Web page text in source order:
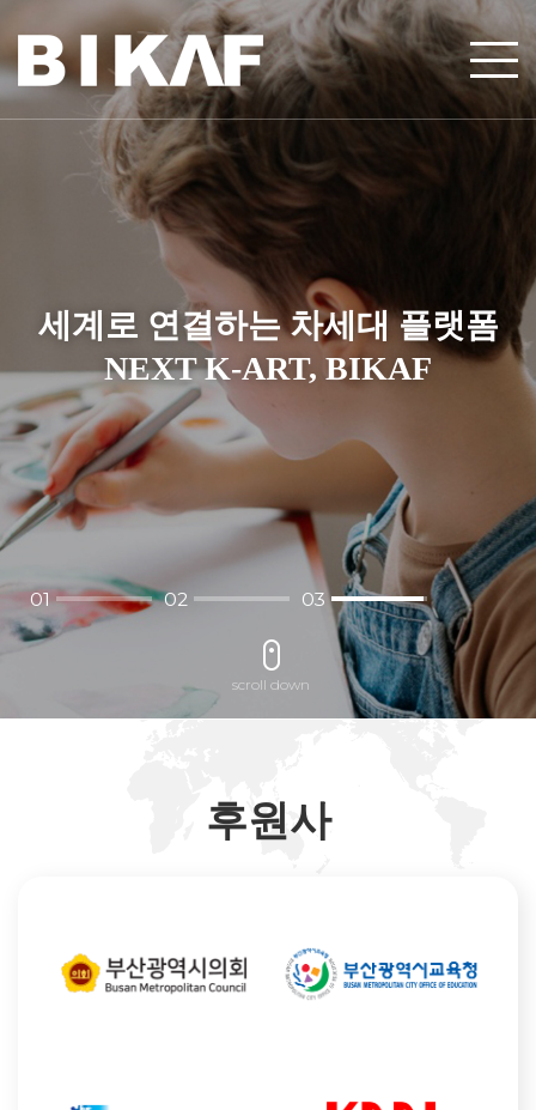
2026 부산 국제 어린이 청소년
아트페어
■ 작품 접수기간 : 2026. 01. 02 ~ 02. 24
■ 전시 일정 :2026. 05. 01 ~ 05. 10 (예정)
■ 전시 장소 :
2026 BIKAF IN 루브르
미술공모전 & 루브르국제전시회
■ 작품 접수기간 :2025. 09. 16 ~ 11. 18
■ 심사결과발표 :2025. 11. 25
■ 프랑스 루브르 국제전시회 :
01. 17
■ 시상식 :2026.01.17 프랑스 루브르 박물관 "LE
CARROUSEL DU LOUVRE" 홀
2026 루브르 국제 전시회 참가 기회 제공 (*전시비 별도)
세계로 연결하는 차세대 플랫폼
NEXT K-ART, BIKAF
01 02 03
scroll down
후원사